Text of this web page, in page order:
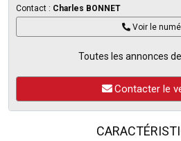
Contact : Charles BONNET
Voir le
Toutes les annonces
Contacter le